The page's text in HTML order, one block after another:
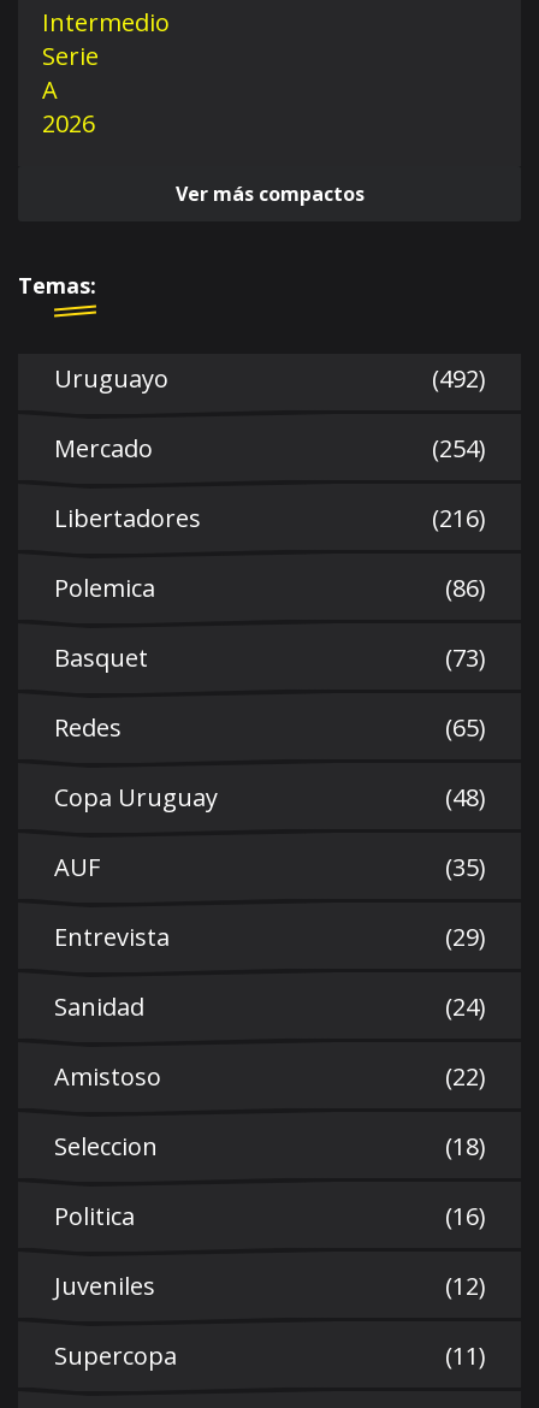
Ver más compactos
Temas:
Uruguayo (492)
Mercado (254)
Libertadores (216)
Polemica (86)
Basquet (73)
Redes (65)
Copa Uruguay (48)
AUF (35)
Entrevista (29)
Sanidad (24)
Amistoso (22)
Seleccion (18)
Politica (16)
Juveniles (12)
Supercopa (11)